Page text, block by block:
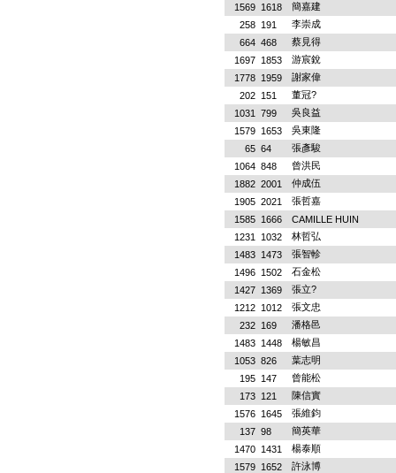
1569
1618
簡嘉建
258
191
李崇成
664 468
蔡見得
1697
1853
游宸銳
1778
1959
謝家偉
202
151
董冠?
1031
799
吳良益
1579
1653
吳東隆
65 64
張彥駿
1064 848
曾洪民
1882 2001
仲成伍
1905 2021
張哲嘉
1585
1666
CAMILLE HUIN
1231
1032
林哲弘
1483
1473
張智軫
1496
1502
石金松
1427
1369
張立?
1212
1012
張文忠
232
169
潘格邑
1483
1448
楊敏昌
1053 826
葉志明
195
147
曾能松
173
121
陳信實
1576
1645
張維鈞
137 98
簡英華
1470
1431
楊泰順
1579
1652
許泳博